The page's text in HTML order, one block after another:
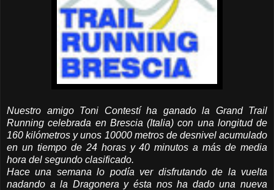
Nuestro amigo Toni Contestí ha ganado la Grand Trail
Running celebrada en Brescia (Italia) con una longitud de
160 kilómetros y unos 10000 metros de desnivel acumulado
en un tiempo de 24 horas y 40 minutos a más de media
hora del segundo clasificado.
Hace una semana lo podía ver disfrutando de la vuelta
nadando a la Dragonera y ésta nos ha dado una nueva